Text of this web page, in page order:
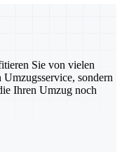
Sie von vielen
sondern
Ihren Umzug noch